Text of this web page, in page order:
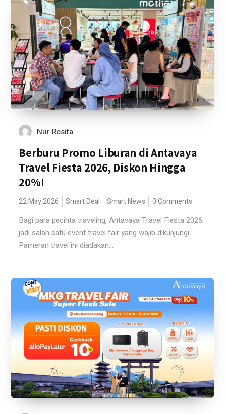
Nur Rosita
Berburu Promo Liburan di Antavaya
Travel Fiesta 2026, Diskon Hingga
20%!
22 May 2026 Smart Deal Smart News 0 Comments
Bagi para pecinta traveling, Antavaya Travel Fiesta 2026
jadi salah satu event travel fair yang wajib dikunjungi.
Pameran travel ini diadakan...